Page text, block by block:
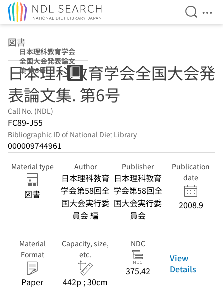
Open
図書
日本理科教育学会
全国大会発表論文
集 第6号
日本理科教育学会全国大会発
表論文集. 第6号
Call No. (NDL)
FC89-J55
Bibliographic ID of National Diet Library
000009744961
Material type
図書
Author
日本理科教育
学会第58回全
国大会実行委
員会 編
Publisher
日本理科教育
学会第58回全
国大会実行委
員会
Publication
date
2008.9
Material
Format
Paper
Capacity, size,
etc.
442p ; 30cm
NDC
375.42
View
Details